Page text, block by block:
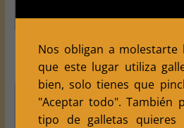
Nos obligan a molestarte
que este lugar utiliza
bien, solo tienes que
"Aceptar todo". También
tipo de galletas quieres